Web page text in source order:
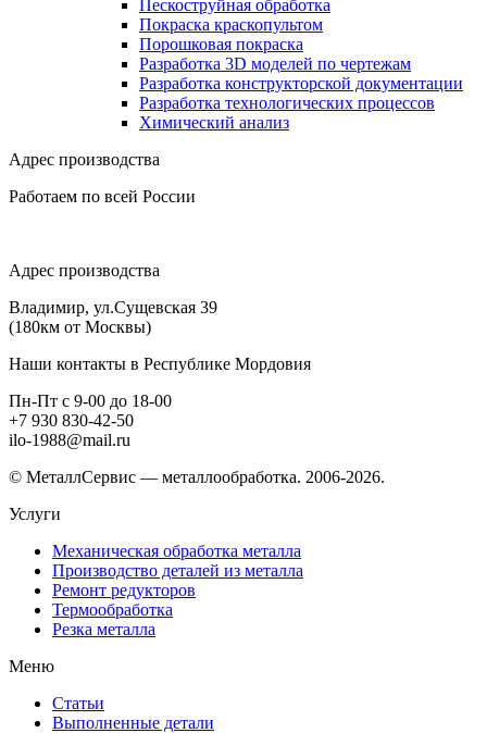
Пескоструйная обработка
Покраска краскопультом
Порошковая покраска
Разработка 3D моделей по чертежам
Разработка конструкторской документации
Разработка технологических процессов
Химический анализ
Адрес производства
Работаем по всей России
Адрес производства
Владимир, ул.Сущевская 39
(180км от Москвы)
Наши контакты в Республике Мордовия
Пн-Пт с 9-00 до 18-00
+7 930 830-42-50
ilo-1988@mail.ru
© МеталлСервис — металлообработка. 2006-2026.
Услуги
Механическая обработка металла
Производство деталей из металла
Ремонт редукторов
Термообработка
Резка металла
Меню
Статьи
Выполненные детали